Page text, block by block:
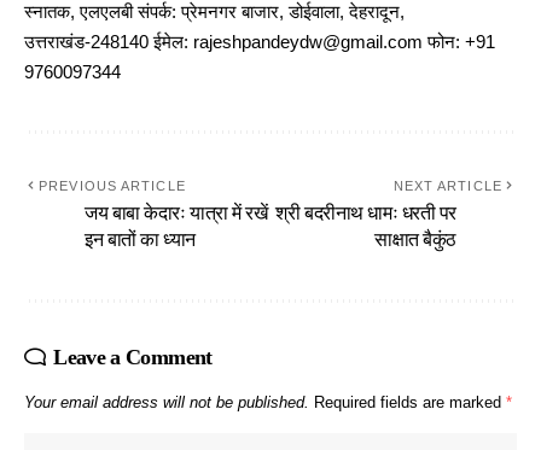
स्नातक, एलएलबी संपर्क: प्रेमनगर बाजार, डोईवाला, देहरादून,
उत्तराखंड-248140 ईमेल: rajeshpandeydw@gmail.com फोन: +91
9760097344
PREVIOUS ARTICLE
जय बाबा केदारः यात्रा में रखें
इन बातों का ध्यान
NEXT ARTICLE
श्री बदरीनाथ धामः धरती पर
साक्षात बैकुंठ
Leave a Comment
Your email address will not be published. Required fields are marked *